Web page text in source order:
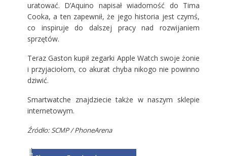
uratować. D’Aquino napisał wiadomość do Tima
Cooka, a ten zapewnił, że jego historia jest czymś,
co inspiruje do dalszej pracy nad rozwijaniem
sprzętów.
Teraz Gaston kupił zegarki Apple Watch swoje żonie
i przyjaciołom, co akurat chyba nikogo nie powinno
dziwić.
Smartwatche znajdziecie także w naszym sklepie
internetowym.
Źródło: SCMP / PhoneArena